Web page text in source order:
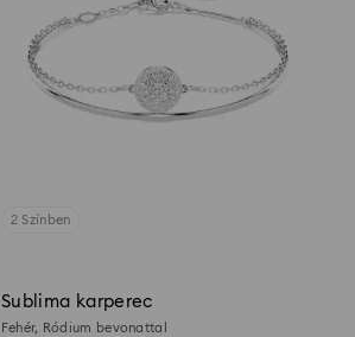
2 Színben
Sublima karperec
Fehér, Ródium bevonattal